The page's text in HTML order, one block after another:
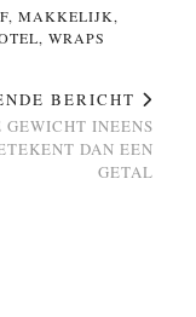
, MAKKELIJK,
, WRAPS
BERICHT
GEWICHT INEENS
DAN EEN
GETAL